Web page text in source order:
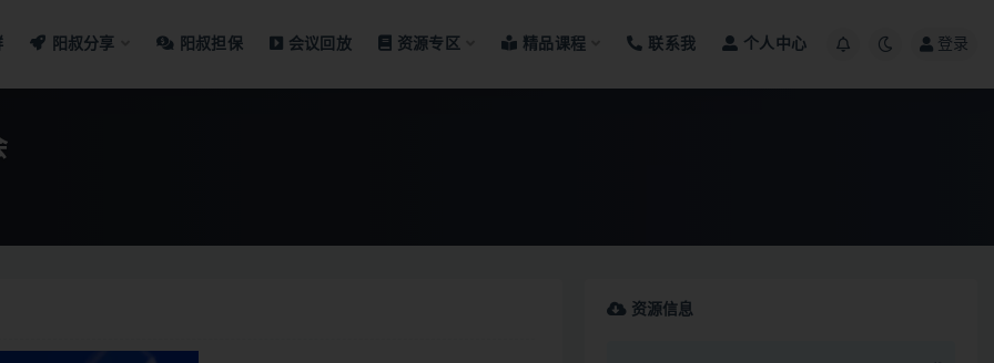
阳叔分享 阳叔担保 会议回放 资源专区 精品课程 联系我 个人中心 登录
资源信息